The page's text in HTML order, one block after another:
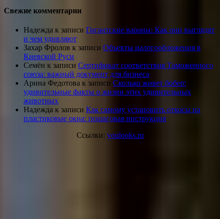
Свежие комментарии
Надежда к записи Гигантские вараны: Как они выглядят
и чем удивляют
Захар Фролов к записи Объекты налогообложения в
Киевской Руси
Семён к записи Сертификат соответствия Таможенного
союза: важный документ для бизнеса
Арина Федотова к записи Сколько живет бобер:
удивительные факты о жизни этих удивительных
животных
Надежда к записи Как самому установить откосы на
пластиковые окна: пошаговая инструкция
Ссылки: youlooks.ru